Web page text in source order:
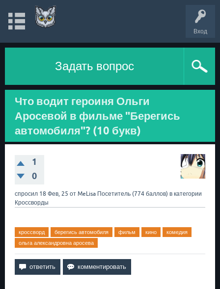
Вход
Задать вопрос
Что водит героиня Ольги
Аросевой в фильме "Берегись
автомобиля"? (10 букв)
1
0
спросил 18 Фев, 25 от MeLisa Посетитель (774 баллов) в категории
Кроссворды
кроссворд берегись автомобиля фильм кино
комедия
ольга александровна аросева